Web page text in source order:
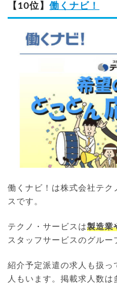
【10位】働くナビ！
働くナビ！は株式会社テク
スです。
テクノ・サービスは製造業
スタッフサービスのグルー
紹介予定派遣の求人も扱っ
人もいます。掲載求人数は